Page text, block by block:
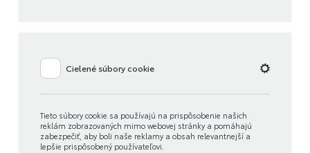
Cielené súbory cookie
Tieto súbory cookie sa používajú na prispôsobenie našich
reklám zobrazovaných mimo webovej stránky a pomáhajú
zabezpečiť, aby boli naše reklamy a obsah relevantnejší a
lepšie prispôsobený používateľovi.